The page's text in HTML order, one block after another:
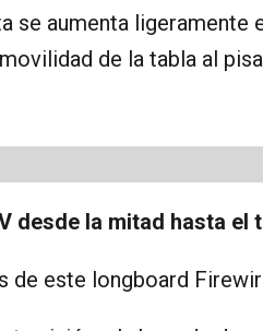
se aumenta ligeramente
de la tabla al
desde la mitad hasta el
de este longboard